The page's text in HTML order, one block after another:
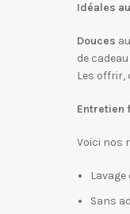
Idéales
Douces
de
Les offrir,
Entretien
Voici nos
Sans